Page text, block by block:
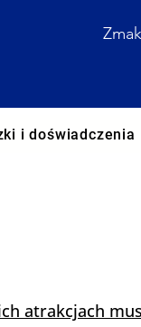
i doświadczenia
atrakcjach